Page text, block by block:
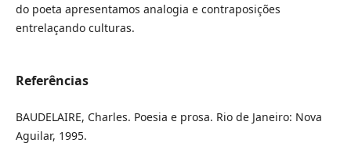
do poeta apresentamos analogia e contraposições
entrelaçando culturas.
Referências
BAUDELAIRE, Charles. Poesia e prosa. Rio de Janeiro: Nova
Aguilar, 1995.